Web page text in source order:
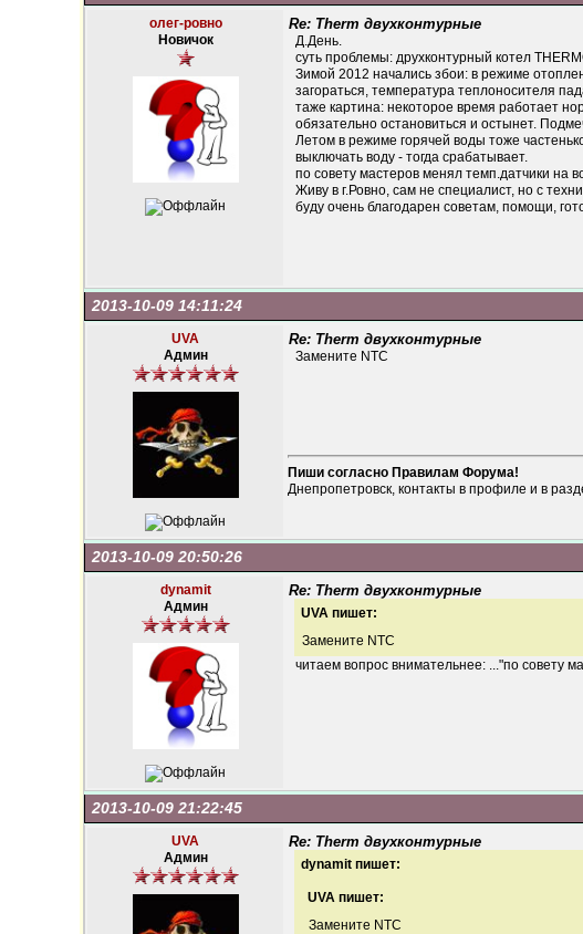
олег-ровно
Новичок
Re: Therm двухконтурные
Д.День.
суть проблемы: друхконтурный котел
Зимой 2012 начались збои: в режиме
загораться, температура теплоносителя
таже картина: некоторое время работает
обязательно остановиться и остынет.
Летом в режиме горячей воды тоже
выключать воду - тогда срабатывает.
по совету мастеров менял темп.датчики на
Живу в г.Ровно, сам не специалист, но с
буду очень благодарен советам, помощи,
2013-10-09 14:11:24
UVA
Админ
Re: Therm двухконтурные
Замените NTC
Пиши согласно Правилам Форума!
Днепропетровск, контакты в профиле и в
2013-10-09 20:50:26
dynamit
Админ
Re: Therm двухконтурные
UVA пишет:
Замените NTC
читаем вопрос внимательнее: ..."по совету
2013-10-09 21:22:45
UVA
Админ
Re: Therm двухконтурные
dynamit пишет:
UVA пишет:
Замените NTC